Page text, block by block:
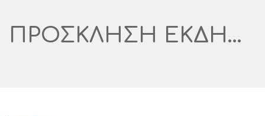
ΠΡΟΣΚΛΗΣΗ ΕΚΔΗΛΩΣΗΣ ΕΝΔΙΑΦΕΡΟΝΤΟΣ ΥΠΟΒΟΛΗΣ ΠΡΟΣΦΟΡΑΣ «ΙΑΤΡΙΚΕΣ ΠΡΟΜΗΘΕΙΕΣ»